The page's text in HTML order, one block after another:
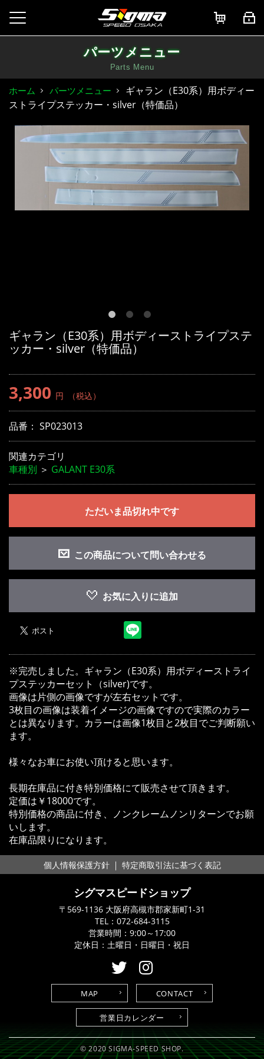
パーツメニュー
Parts Menu
ホーム パーツメニュー
ギャラン（E30系）用ボディー
ストライプステッカー・silver（特価品）
ギャラン（E30系）用ボディーストライプステ
ッカー・silver（特価品）
3,300 円 （税込）
品番： SP023013
関連カテゴリ
車種別 ＞ GALANT E30系
ただいま品切れ中です
この商品について問い合わせる
お買い物を続ける
お気に入りに追加
※完売しました。ギャラン（E30系）用ボディーストライ
プステッカーセット（silver)です。
画像は片側の画像ですが左右セットです。
3枚目の画像は装着イメージの画像ですので実際のカラー
とは異なります。カラーは画像1枚目と2枚目でご判断願い
ます。
様々なお車にお使い頂けると思います。
長期在庫品に付き特別価格にて販売させて頂きます。
定価は￥18000です。
特別価格の商品に付き、ノンクレームノンリターンでお願
いします。
在庫品限りになります。
個人情報保護方針 ｜ 特定商取引法に基づく表記
シグマスピードショップ
〒569-1136 大阪府高槻市郡家新町1-31
TEL： 072-684-3115
営業時間：9:00～17:00
定休日：土曜日・日曜日・祝日
MAP CONTACT
営業日カレンダー
© 2020 SIGMA-SPEED SHOP.